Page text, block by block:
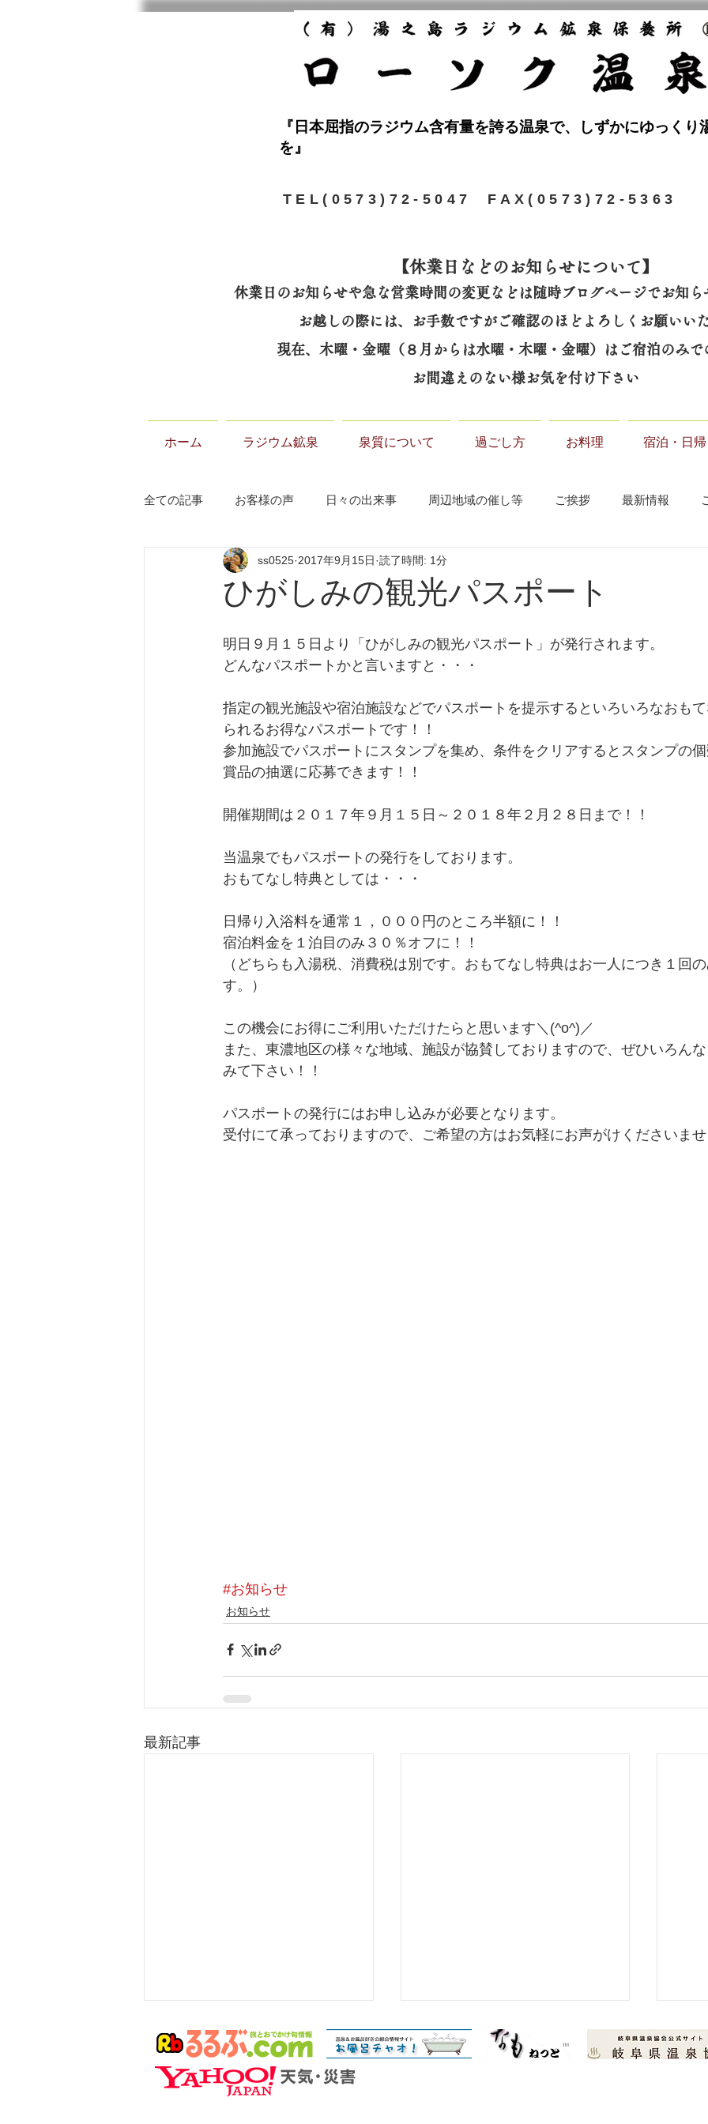
『日本屈指のラジウム含有量を誇る温泉で、しずかにゆっくり
を』
​TEL(0573)72-5047 FAX(0573)72-5363
【休業日などのお知らせについて】​
休業日のお知らせや急な営業時間の変更などは随時ブログページでお知
お越しの際には、
お手数ですがご確認のほどよろしくお願いい
現在、木曜・金曜（８月からは水曜・木曜・金曜）はご宿泊のみで
お間違えのない様お気を付け下さい
ホーム ラジウム鉱泉 泉質について 過ごし方 お料理 宿泊・日
全ての記事 お客様の声 日々の出来事 周辺地域の催し等 ご挨拶 最新情報
当温泉について お知らせ
ひがしみの観光パスポート
ss0525 2017年9月15日 読了時間: 1分
明日９月１５日より「ひがしみの観光パスポート」が発行されます。
どんなパスポートかと言いますと・・・
指定の観光施設や宿泊施設などでパスポートを提示するといろいろなおも
られるお得なパスポートです！！
参加施設でパスポートにスタンプを集め、条件をクリアするとスタンプの
賞品の抽選に応募できます！！
開催期間は２０１７年９月１５日～２０１８年２月２８日まで！！
当温泉でもパスポートの発行をしております。
おもてなし特典としては・・・
日帰り入浴料を通常１，０００円のところ半額に！！
宿泊料金を１泊目のみ３０％オフに！！
（どちらも入湯税、消費税は別です。おもてなし特典はお一人につき１回
す。）
この機会にお得にご利用いただけたらと思います＼(^o^)／
また、東濃地区の様々な地域、施設が協賛しておりますので、ぜひいろん
みて下さい！！
パスポートの発行にはお申し込みが必要となります。
受付にて承っておりますので、ご希望の方はお気軽にお声がけくださいま
#お知らせ
お知らせ
最新記事